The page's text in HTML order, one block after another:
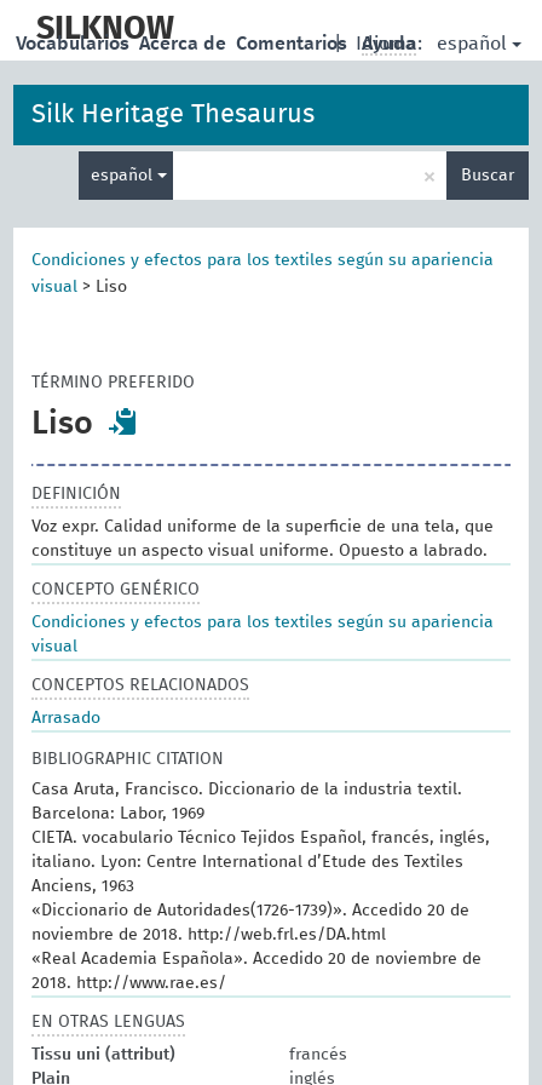
main
SILKNOW | Idioma: español
Vocabularios Acerca de Comentarios Ayuda
Silk Heritage Thesaurus
español × Buscar
Condiciones y efectos para los textiles según su apariencia
visual > Liso
TÉRMINO PREFERIDO
Liso
DEFINICIÓN
Voz expr. Calidad uniforme de la superficie de una tela, que
constituye un aspecto visual uniforme. Opuesto a labrado.
CONCEPTO GENÉRICO
Condiciones y efectos para los textiles según su apariencia
visual
CONCEPTOS RELACIONADOS
Arrasado
BIBLIOGRAPHIC CITATION
Casa Aruta, Francisco. Diccionario de la industria textil.
Barcelona: Labor, 1969
CIETA. vocabulario Técnico Tejidos Español, francés, inglés,
italiano. Lyon: Centre International d’Etude des Textiles
Anciens, 1963
«Diccionario de Autoridades(1726-1739)». Accedido 20 de
noviembre de 2018. http://web.frl.es/DA.html
«Real Academia Española». Accedido 20 de noviembre de
2018. http://www.rae.es/
EN OTRAS LENGUAS
Tissu uni (attribut)
francés
Plain
inglés